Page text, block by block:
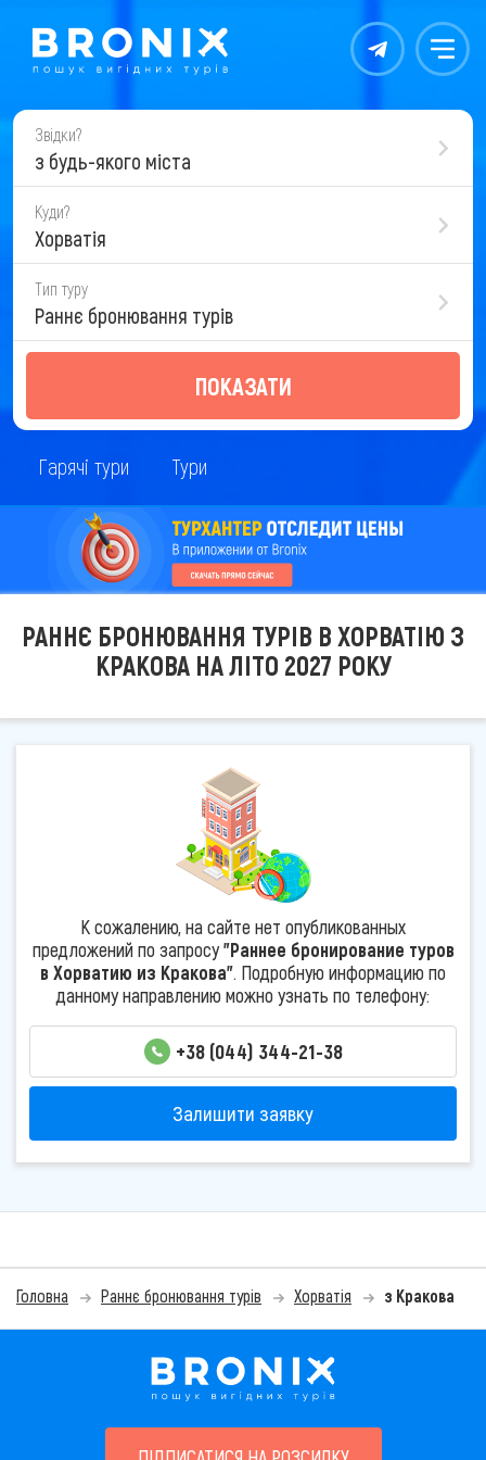
Контакты Меню
Звідки?
з будь-якого міста
Куди?
Хорватія
Тип туру
Раннє бронювання турів
ПОКАЗАТИ
Гарячі тури Тури
РАННЄ БРОНЮВАННЯ ТУРІВ В ХОРВАТІЮ З
КРАКОВА НА ЛІТО 2027 РОКУ
К сожалению, на сайте нет опубликованных
предложений по запросу"Раннее бронирование туров
в Хорватию из Кракова". Подробную информацию по
данному направлению можно узнать по телефону:
+38 (044) 344-21-38
Залишити заявку
Головна Раннє бронювання турів Хорватія з Кракова